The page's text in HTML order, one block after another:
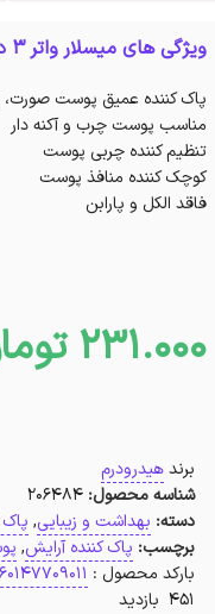
ویژگی های میسلار واتر 3 در 1 هیدرودرم Mattifying :
پاک کننده عمیق پوست
مناسب پوست چرب و آکنه دار
تنظیم کننده چربی پوست
کوچک کننده منافذ پوست
فاقد الکل و پارابن
231.000
برندهیدرودرم
شناسه محصول:206484
دسته: بهداشت و زیبایی, پاک
برچسب: پاک کننده آرایش,
بارکد محصول :
451 بازدید